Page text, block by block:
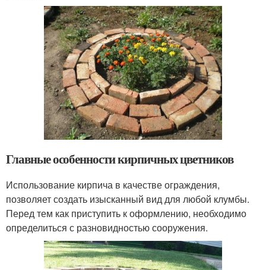
Главные особенности кирпичных цветников
Использование кирпича в качестве ограждения,
позволяет создать изысканный вид для любой клумбы.
Перед тем как приступить к оформлению, необходимо
определиться с разновидностью сооружения.